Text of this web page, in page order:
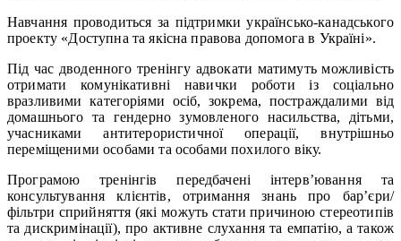
Навчання проводиться за підтримки українсько-канадського
проекту «Доступна та якісна правова допомога в Україні».
Під час дводенного тренінгу адвокати матимуть можливість
отримати комунікативні навички роботи із соціально
вразливими категоріями осіб, зокрема, постраждалими від
домашнього та гендерно зумовленого насильства, дітьми,
учасниками антитерористичної операції, внутрішньо
переміщеними особами та особами похилого віку.
Програмою тренінгів передбачені інтерв’ювання та
консультування клієнтів, отримання знань про бар’єри/
фільтри сприйняття (які можуть стати причиною стереотипів
та дискримінації), про активне слухання та емпатію, а також